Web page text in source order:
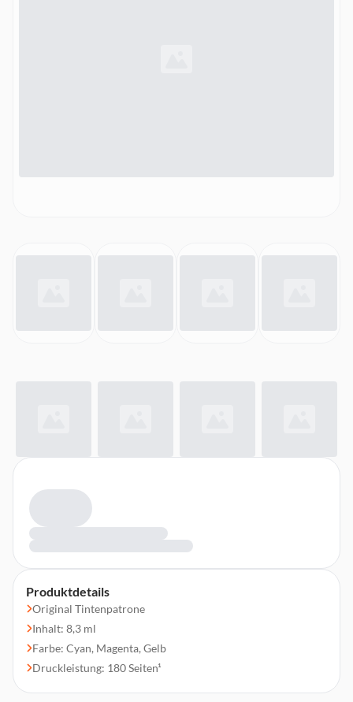
Produktdetails
Original Tintenpatrone
Inhalt: 8,3 ml
Farbe: Cyan, Magenta, Gelb
Druckleistung: 180 Seiten¹